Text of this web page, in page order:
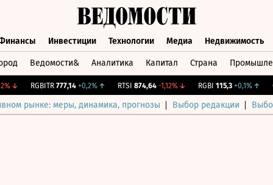
Инвестиции Технологии Медиа Недвижимость
Ведомости& Аналитика Капитал Страна
↓ RGBITR 777,14 +0,2%↑ RTSI 874,64 -1,12%↓ RGBI 115,3 +0,1%↑
рынке: меры, динамика, прогнозы Выбор редакции